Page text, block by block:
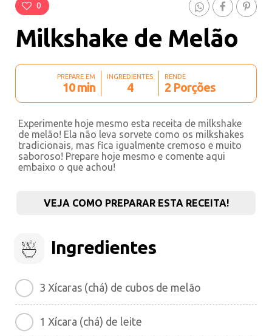
0
Milkshake de Melão
PREPARE EM
10 min
INGREDIENTES
4
RENDE
2 Porções
Experimente hoje mesmo esta receita de milkshake
de melão! Ela não leva sorvete como os milkshakes
tradicionais, mas fica igualmente cremoso e muito
saboroso! Prepare hoje mesmo e comente aqui
embaixo o que achou!
VEJA COMO PREPARAR ESTA RECEITA!
Ingredientes
3 Xícaras (chá) de cubos de melão
1 Xícara (chá) de leite